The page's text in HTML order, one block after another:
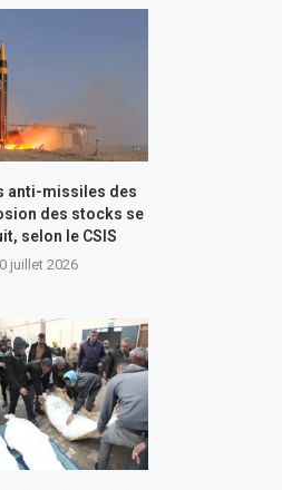
anti-missiles des
des stocks se
selon le CSIS
juillet 2026